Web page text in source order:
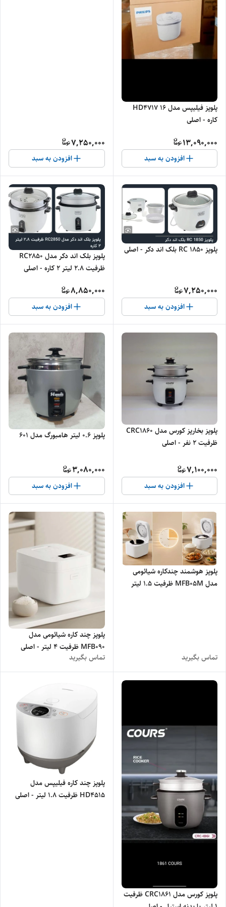
پلوپز فیلیپس مدل HD4717 ۱۶
کاره - اصلی
13,090,000
افزودن به سبد
7,250,000
افزودن به سبد
پلوپز RC 1850 بلک اند دکر - اصلی
7,250,000
افزودن به سبد
پلوپز بلک اند دکر مدل RC2850
ظرفیت ۲.۸ لیتر ۲ کاره - اصلی
8,850,000
افزودن به سبد
پلوپز بخارپز کورس مدل CRC1860
ظرفیت ۲ نفر - اصلی
7,100,000
افزودن به سبد
پلوپز 0.6 لیتر هامبورگ مدل 601
3,080,000
افزودن به سبد
پلوپز هوشمند چندکاره شیائومی
مدل MFB05M ظرفیت ۱.۵ لیتر
تماس بگیرید
پلوپز چند کاره شیائومی مدل
MFB090 ظرفیت ۴ لیتر - اصلی
تماس بگیرید
پلوپز کورس مدل CRC1861 ظرفیت
پلوپز چند کاره فیلیپس مدل
HD4515 ظرفیت ۱.۸ لیتر - اصلی